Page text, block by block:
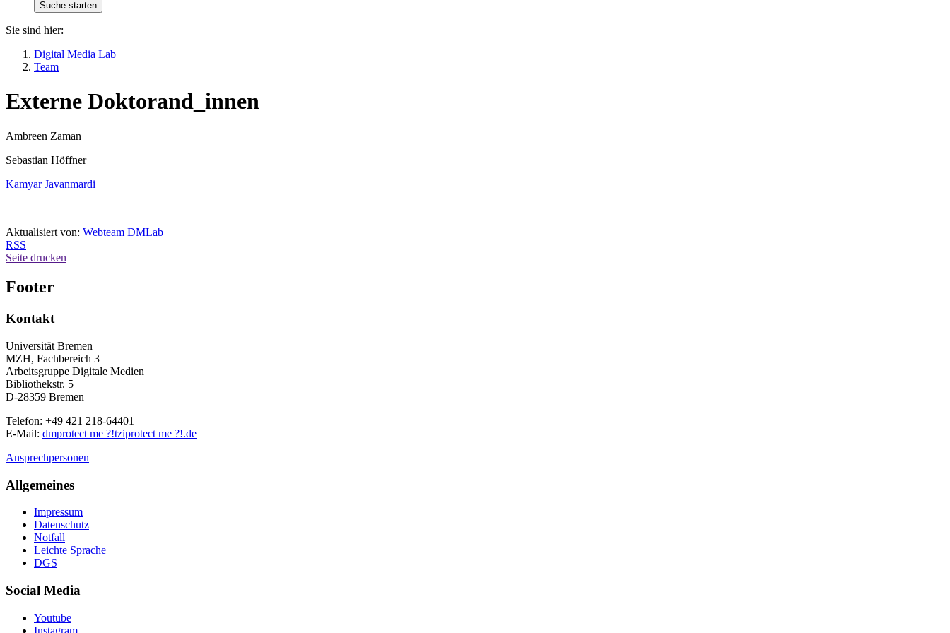
Sie sind hier:
Digital Media Lab
Team
Externe Doktorand_innen
Ambreen Zaman
Sebastian Höffner
Kamyar Javanmardi
Aktualisiert von: Webteam DMLab
RSS
Seite drucken
Footer
Kontakt
Universität Bremen
MZH, Fachbereich 3
Arbeitsgruppe Digitale Medien
Bibliothekstr. 5
D-28359 Bremen
Telefon: +49 421 218-64401
E-Mail: dmprotect me ?!tziprotect me ?!.de
Ansprechpersonen
Allgemeines
Impressum
Datenschutz
Notfall
Leichte Sprache
DGS
Social Media
Youtube
Instagram